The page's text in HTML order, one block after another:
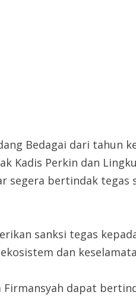
Bedagai dari tahun
Kadis Perkin dan
segera bertindak tegas
sanksi tegas
dan
Firmansyah dapat